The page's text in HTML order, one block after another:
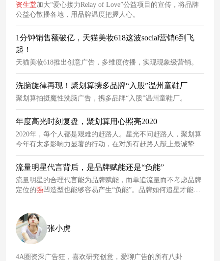
资生堂加大“爱心接力Relay of Love”公益项目的宣传，将品牌
公益心散播各地，用品牌温度把握人心。
1分钟销售额破亿，天猫美妆618这波social营销6到飞
起！
天猫美妆618推出创意广告，多维度传播，实现现象级营销。
洗脑旋律再现！聚划算携多品牌“入股”温州童鞋厂
聚划算拍摄魔性洗脑广告，携多品牌“入股”温州童鞋厂。
年度高光时刻复盘，聚划算用心照亮2020
2020年，每个人都是艰难的赶路人。星光不问赶路人，聚划算
今年有太多影响力显著的行动，在对所有赶路人献上最诚挚的
敬意后，一起来看看聚划算这一年是如何持续释放能量和价值
的。
流量明星代言背后，是品牌赋能还是“负能”
流量明星的合理代言能为品牌赋能，而单追流量而不考虑品牌
定位的强 凹造型也能够容易产生“负能”。品牌如何追星才能产
张小虎
4A圈资深广告狂，喜欢研究创意，爱聊广告的所有八卦